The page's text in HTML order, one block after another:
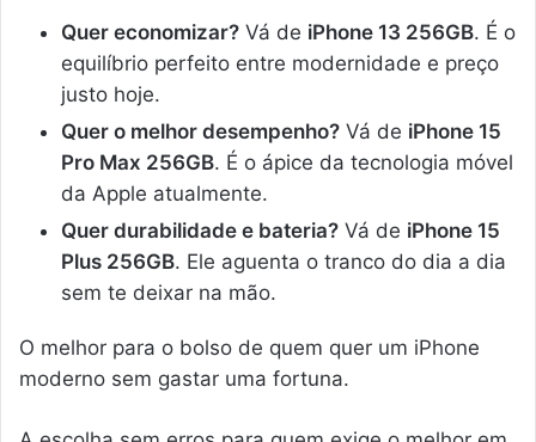
Quer economizar? Vá de iPhone 13 256GB. É o
equilíbrio perfeito entre modernidade e preço
justo hoje.
Quer o melhor desempenho? Vá de iPhone 15
Pro Max 256GB. É o ápice da tecnologia móvel
da Apple atualmente.
Quer durabilidade e bateria? Vá de iPhone 15
Plus 256GB. Ele aguenta o tranco do dia a dia
sem te deixar na mão.
O melhor para o bolso de quem quer um iPhone
moderno sem gastar uma fortuna.